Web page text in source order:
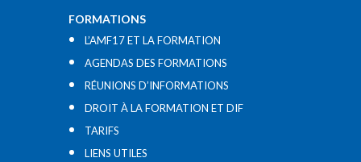
FORMATIONS
L’AMF17 ET LA FORMATION
AGENDAS DES FORMATIONS
RÉUNIONS D’INFORMATIONS
DROIT À LA FORMATION ET DIF
TARIFS
LIENS UTILES​